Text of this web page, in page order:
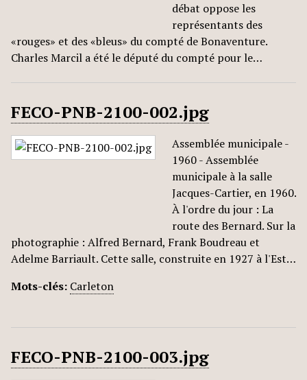
débat oppose les
représentants des
«rouges» et des «bleus» du compté de Bonaventure.
Charles Marcil a été le député du compté pour le…
FECO-PNB-2100-002.jpg
Assemblée municipale -
1960 - Assemblée
municipale à la salle
Jacques-Cartier, en 1960.
À l'ordre du jour : La
route des Bernard. Sur la
photographie : Alfred Bernard, Frank Boudreau et
Adelme Barriault. Cette salle, construite en 1927 à l'Est…
Mots-clés: Carleton
FECO-PNB-2100-003.jpg